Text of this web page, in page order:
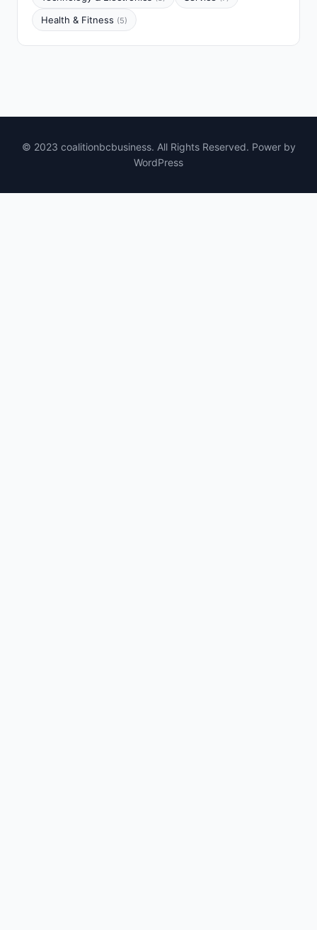
Health & Fitness (5)
© 2023 coalitionbcbusiness. All Rights Reserved. Power by
WordPress